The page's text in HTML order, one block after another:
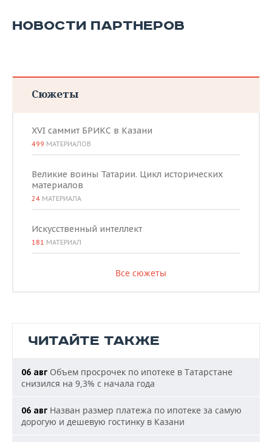
НОВОСТИ ПАРТНЕРОВ
Сюжеты
XVI саммит БРИКС в Казани
499 МАТЕРИАЛОВ
Великие воины Татарии. Цикл исторических
материалов
24 МАТЕРИАЛА
Искусственный интеллект
181 МАТЕРИАЛ
Все сюжеты
ЧИТАЙТЕ ТАКЖЕ
06 авг Объем просрочек по ипотеке в Татарстане
снизился на 9,3% с начала года
06 авг Назван размер платежа по ипотеке за самую
дорогую и дешевую гостинку в Казани